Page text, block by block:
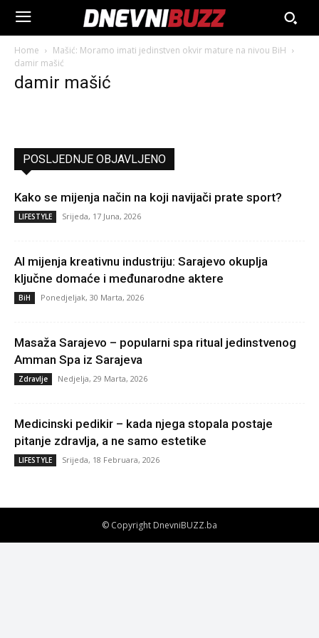
Home
Mašić: Moramo imati jedinstven okvir mature na nivou BiH
damir mašić
damir mašić
POSLJEDNJE OBJAVLJENO
Kako se mijenja način na koji navijači prate sport?
LIFESTYLE Srijeda, 17 Juna, 2026
AI mijenja kreativnu industriju: Sarajevo okuplja
ključne domaće i međunarodne aktere
BiH Ponedjeljak, 30 Marta, 2026
Masaža Sarajevo – popularni spa ritual jedinstvenog
Amman Spa iz Sarajeva
Zdravlje Nedjelja, 29 Marta, 2026
Medicinski pedikir – kada njega stopala postaje
pitanje zdravlja, a ne samo estetike
LIFESTYLE Srijeda, 18 Februara, 2026
© Copyright DnevniBUZZ.ba